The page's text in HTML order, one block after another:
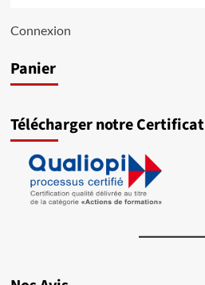
Connexion
Panier
Télécharger notre Certificat